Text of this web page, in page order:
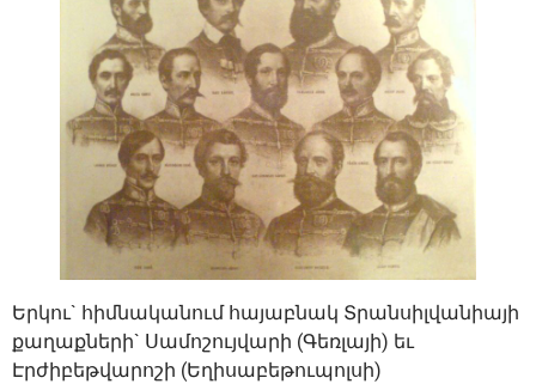
Երկու` հիմնականում հայաբնակ Տրանսիլվանիայի
քաղաքների` Սամոշույվարի (Գեռլայի) եւ
Էրժիբեթվարոշի (Եղիսաբեթուպոլսի)